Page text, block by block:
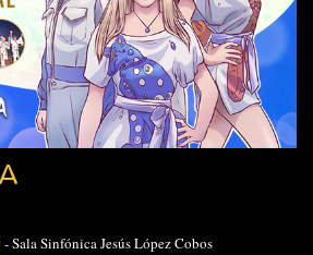
-Sala Sinfónica Jesús López Cobos